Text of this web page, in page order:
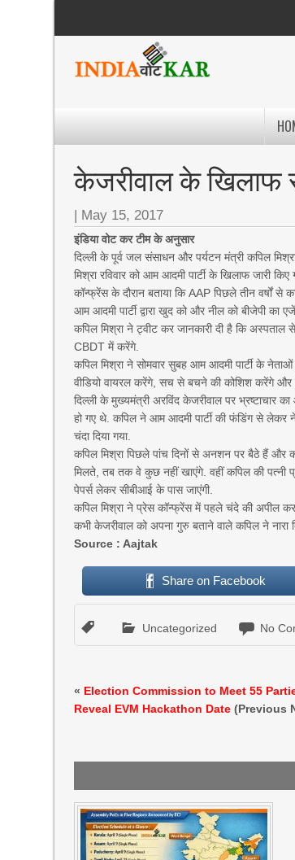
केजरीवाल के खिलाफ
| May 15, 2017
इंडिया वोट कर टीम के अनुसार
दिल्ली के पूर्व जल संसाधन और पर्यटन मंत्री कपिल
मिश्रा रविवार को आम आदमी पार्टी के खिलाफ जारी
कॉन्फ्रेंस के दौरान बताया कि AAP पिछले तीन वर्षों से
आम आदमी पार्टी द्वारा खुद को और नील को बीजेपी
कपिल मिश्रा ने ट्वीट कर जानकारी दी है कि
CBDT में करेंगे.
कपिल मिश्रा ने सोमवार सुबह आम आदमी पार्टी के
वीडियो वायरल करेंगे, सच से बचने की कोशिश करेंगे और
दिल्ली के मुख्यमंत्री अरविंद केजरीवाल पर भ्रष्टाचार
हो गए थे. कपिल ने आम आदमी पार्टी की फंडिंग से लेकर
चंदा दिया गया.
कपिल मिश्रा पिछले पांच दिनों से अनशन पर बैठे हैं और
मिलते, तब तक वे कुछ नहीं खाएंगे. वहीं कपिल की पत्नी
पेपर्स लेकर सीबीआई के पास जाएंगी.
कपिल मिश्रा ने प्रेस कॉन्फ्रेंस में पहले चंदे की अपील
कभी केजरीवाल को अपना गुरु बताने वाले कपिल ने नारा
Source : Aajtak
Share on Facebook
Uncategorized No
« Election Commission to Meet 55
Reveal EVM Hackathon Date (Previous